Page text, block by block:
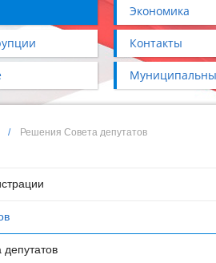
Экономика
Контакты
/ Решения Совета депутатов